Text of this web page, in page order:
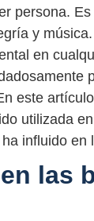
persona.
y
en
este
utilizada
influido en
las